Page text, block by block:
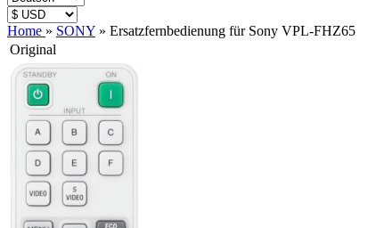
Home » SONY » Ersatzfernbedienung für Sony VPL-FHZ65
Original